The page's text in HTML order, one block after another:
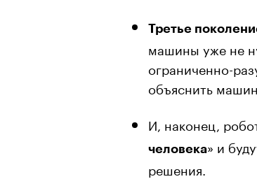
Третье
машины уже не
ограниченно-
объяснить
И, наконец,
человека» и
решения.